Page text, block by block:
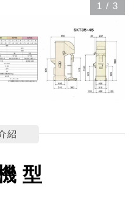
1 / 3
紹
型